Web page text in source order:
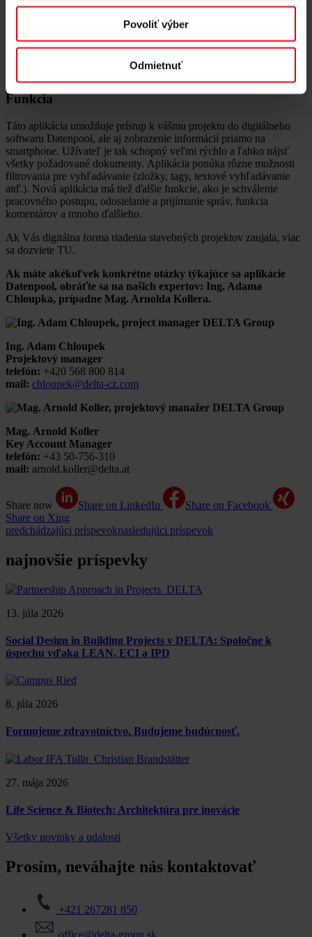
Povoliť výber
Odmietnuť
štruktúra pomáha užívateľom sa rýchlo zorientovať.
Naši odborníci na IT technológie a digitalizáciu zo sesterskej
spoločnosti DELTA Netconsult neustále pracujú na vývoji novej
aplikácie Datenpool a adaptujú jej prostredie tak, aby plne reagovala
na priania a potreby svojich užívateľov.
Funkcia
Táto aplikácia umožňuje prístup k vášmu projektu do digitálneho
softwaru Datenpool, ale aj zobrazenie informácií priamo na
smartphone. Užívateľ je tak schopný veľmi rýchlo a ľahko nájsť
všetky požadované dokumenty. Aplikácia ponúka rôzne možnosti
filtrovania pre vyhľadávanie (zložky, tagy, textové vyhľadávanie
atď.). Nová aplikácia má tiež ďalšie funkcie, ako je schválenie
pracovného postupu, odosielanie a prijímanie správ, funkcia
komentárov a mnoho ďalšieho.
Ak Vás digitálna forma riadenia stavebných projektov zaujala, viac
sa dozviete TU.
Ak máte akékoľvek konkrétne otázky týkajúce sa aplikácie
Datenpool, obráťte sa na našich expertov: Ing. Adama
Chloupka, prípadne Mag. Arnolda Kollera.
Ing. Adam Chloupek
Projektový manager
telefón: +420 568 800 814
mail: chloupek@delta-cz.com
Mag. Arnold Koller
Key Account Manager
telefón: +43 50-756-310
mail: arnold.koller@delta.at
Share now Share on LinkedIn
Share on Facebook
Share on Xing
predchádzajúci príspevoknasledujúci príspevok
najnovšie príspevky
13. júla 2026
Social Design in Building Projects v DELTA: Spoločne k
úspechu vďaka LEAN, ECI a IPD
8. júla 2026
Formujeme zdravotníctvo. Budujeme budúcnosť.
27. mája 2026
Life Science & Biotech: Architektúra pre inovácie
Všetky novinky a udalosti
Prosím, neváhajte nás kontaktovať
+421 267281 850
office@delta-group.sk